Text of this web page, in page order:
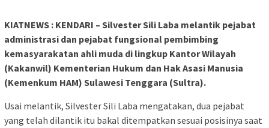
KIATNEWS : KENDARI – Silvester Sili Laba melantik pejabat
administrasi dan pejabat fungsional pembimbing
kemasyarakatan ahli muda di lingkup Kantor Wilayah
(Kakanwil) Kementerian Hukum dan Hak Asasi Manusia
(Kemenkum HAM) Sulawesi Tenggara (Sultra).
Usai melantik, Silvester Sili Laba mengatakan, dua pejabat
yang telah dilantik itu bakal ditempatkan sesuai posisinya saat